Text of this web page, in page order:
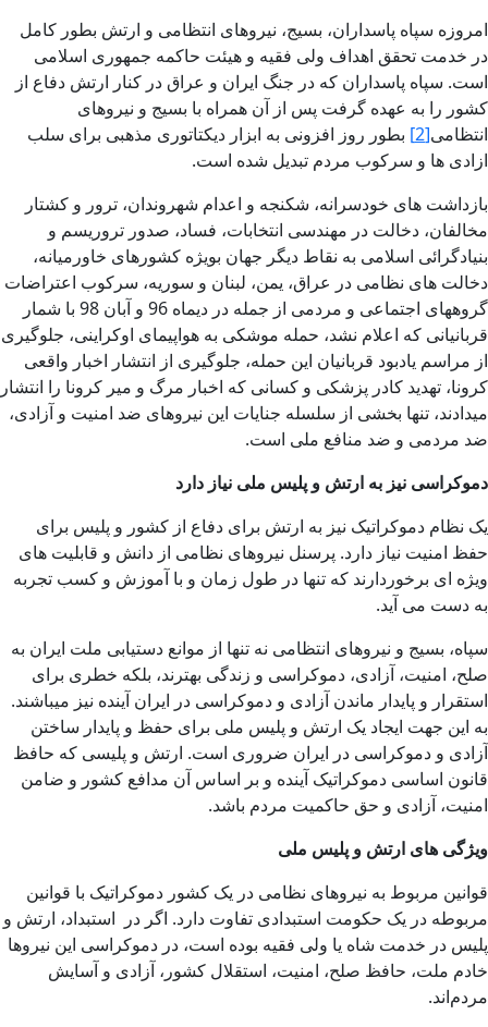
امروزه سپاه پاسداران، بسیج، نیروهای انتظامی و ارتش بطور کامل
در خدمت تحقق اهداف ولی فقیه و هیئت حاکمه جمهوری اسلامی
است. سپاه پاسداران که در جنگ ایران و عراق در کنار ارتش دفاع از
کشور را به عهده گرفت پس از آن همراه با بسیج و نیروهای
انتظامی[2]
بطور روز افزونی به ابزار دیکتاتوری مذهبی برای سلب
ازادی ها و سرکوب مردم تبدیل شده ‌است.
بازداشت های خودسرانه، شکنجه و اعدام شهروندان، ترور و کشتار
مخالفان، دخالت در مهندسی انتخابات، فساد، صدور تروریسم و
بنیادگرائی اسلامی به نقاط دیگر جهان بویژه کشورهای خاورمیانه،
دخالت های نظامی در عراق، یمن، لبنان و سوریه، سرکوب اعتراضات
گروههای اجتماعی و مردمی از جمله در دیماه 96 و آبان 98 با شمار
قربانیانی که اعلام نشد، حمله موشکی به هواپیمای اوکراینی، جلوگیری
از مراسم یادبود قربانیان این حمله، جلوگیری از انتشار اخبار واقعی
کرونا، تهدید کادر پزشکی و کسانی که اخبار مرگ و میر کرونا را انتشار
میدادند، تنها بخشی از سلسله جنایات این نیروهای ضد امنیت و آزادی،
ضد مردمی و ضد منافع ملی است.
دموکراسی نیز به ارتش و پلیس ملی نیاز دارد
یک نظام دموکراتیک نیز به ارتش برای دفاع از کشور و پلیس برای
حفظ امنیت نیاز دارد. پرسنل نیروهای نظامی از دانش و قابلیت های
ویژه ای برخوردارند که تنها در طول زمان و با آموزش و کسب تجربه
به دست می آید.
سپاه، بسیج و نیروهای انتظامی نه تنها از موانع دستیابی ملت ایران به
صلح، امنیت، آزادی، دموکراسی و زندگی بهترند، بلکه خطری برای
استقرار و پایدار ماندن آزادی و دموکراسی در ایران آینده نیز میباشند.
به این جهت ایجاد یک ارتش و پلیس ملی برای حفظ و پایدار ساختن
آزادی و دموکراسی در ایران ضروری است. ارتش و پلیسی که حافظ
قانون اساسی دموکراتیک آینده و بر اساس آن مدافع کشور و ضامن
امنیت، آزادی و حق حاکمیت مردم باشد.
ویژگی های ارتش و پلیس ملی
قوانین مربوط به نیروهای نظامی در یک کشور دموکراتیک با قوانین
مربوطه در یک حکومت استبدادی تفاوت دارد. اگر در استبداد، ارتش و
پلیس در خدمت شاه یا ولی فقیه بوده است، در دموکراسی این نیروها
خادم ملت، حافظ صلح، امنیت، استقلال کشور، آزادی و آسایش
مردم‌اند.